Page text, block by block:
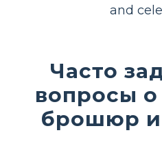
and
Часто
вопросы
брошюр и